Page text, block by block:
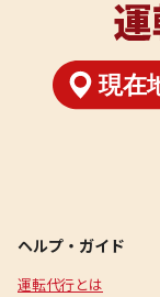
ヘルプ・ガイド
運転代行とは